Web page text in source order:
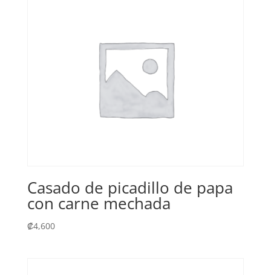
Casado de picadillo de papa
con carne mechada
₡4,600